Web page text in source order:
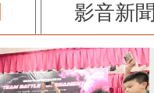
影音新聞